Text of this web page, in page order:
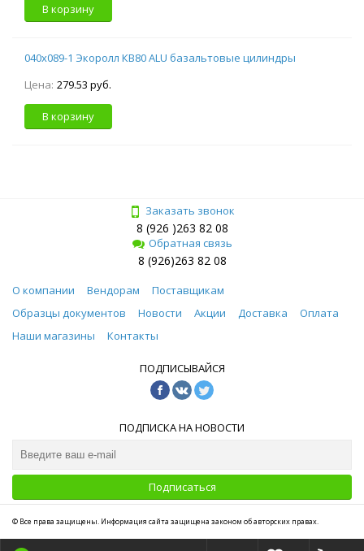
В корзину
040х089-1 Экоролл КВ80 ALU базальтовые цилиндры
Цена: 279.53 руб.
В корзину
Заказать звонок
8 (926 )263 82 08
Обратная связь
8 (926)263 82 08
О компании Вендорам
Поставщикам
Образцы документов
Новости Акции Доставка
Оплата
Наши магазины
Контакты
ПОДПИСЫВАЙСЯ
ПОДПИСКА НА НОВОСТИ
Подписаться
© Все права защищены. Информация сайта защищена законом об авторских правах.